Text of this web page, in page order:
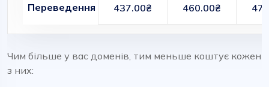
Переведення 437.00₴ 460.00₴
Чим більше у вас доменів, тим меньше коштує кожен
з них: